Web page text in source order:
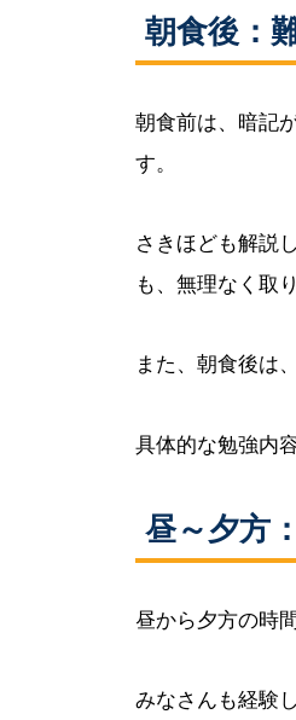
朝食後：
朝食前は、暗記
す。
さきほども解説
も、無理なく取
また、朝食後は
具体的な勉強内
昼～夕方
昼から夕方の時
みなさんも経験